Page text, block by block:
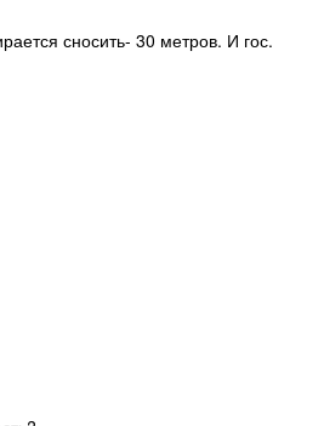
сносить- 30 метров. И гос.